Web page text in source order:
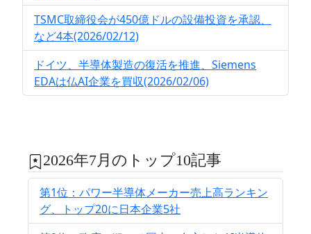
TSMC取締役会が450億ドルの設備投資を承認、
など4本(2026/02/12)
ドイツ、半導体製造の復活を推進、Siemens
EDAは仏AI企業を買収(2026/02/06)
2026年7月のトップ10記事
第1位：パワー半導体メーカー売上高ランキン
グ、トップ20に日本企業5社